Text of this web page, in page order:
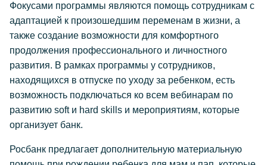
Фокусами программы являются помощь сотрудникам с
адаптацией к произошедшим переменам в жизни, а
также создание возможности для комфортного
продолжения профессионального и личностного
развития. В рамках программы у сотрудников,
находящихся в отпуске по уходу за ребенком, есть
возможность подключаться ко всем вебинарам по
развитию soft и hard skills и мероприятиям, которые
организует банк.
Росбанк предлагает дополнительную материальную